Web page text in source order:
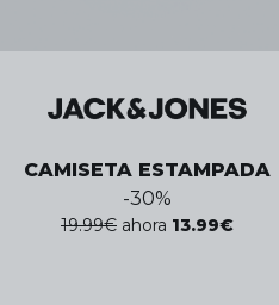
CAMISETA ESTAMPADA
-30%
19.99€ ahora 13.99€